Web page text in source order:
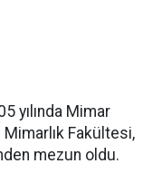
yılında Mimar
Fakültesi,
mezun oldu.